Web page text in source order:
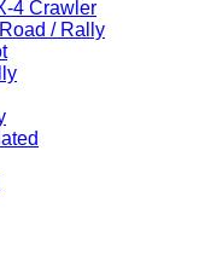
4 Crawler
/ Rally